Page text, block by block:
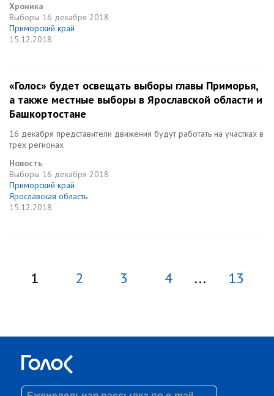
Хроника
Выборы 16 декабря 2018
Приморский край
15.12.2018
«Голос» будет освещать выборы главы Приморья,
а также местные выборы в Ярославской области и
Башкортостане
16 декабря представители движения будут работать на участках в
трех регионах
Новость
Выборы 16 декабря 2018
Приморский край
Ярославская область
15.12.2018
1 2 3 4 ... 13